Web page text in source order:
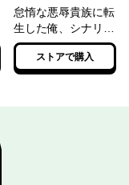
怠惰な悪辱貴族に転
生した俺、シナリオ
をぶっ壊したら規格
外の魔力で最凶にな
った３【電子特別
ストアで購入